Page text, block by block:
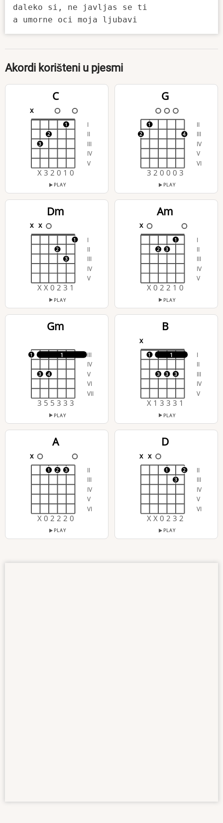
daleko si, ne javljas se ti
Akordi korišteni u pjesmi
C
x
I
II
III
IV
V
3
2
1
X 3 2 0 1 0
PLAY
G
II
III
IV
V
VI
2
1
4
3 2 0 0 0 3
PLAY
Dm
x x
I
II
III
IV
V
2
3
1
X X 0 2 3 1
PLAY
Am
x
I
II
III
IV
V
2 3
1
X 0 2 2 1 0
PLAY
Gm
III
IV
V
VI
VII
1
1
3 4
3 5 5 3 3 3
PLAY
B
x
I
II
III
IV
V
1
1
3 3 3
X 1 3 3 3 1
PLAY
A
x
II
III
IV
V
VI
1 2 3
X 0 2 2 2 0
PLAY
D
x x
II
III
IV
V
VI
1
3
2
X X 0 2 3 2
PLAY